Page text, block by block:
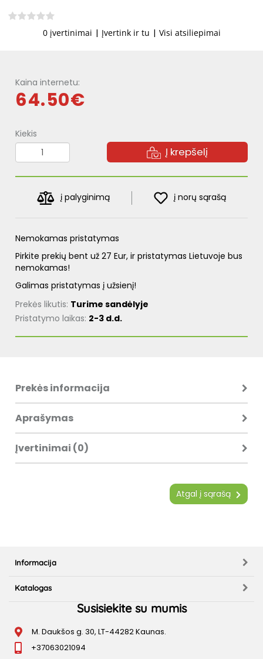
0 įvertinimai | Įvertink ir tu | Visi atsiliepimai
Kaina internetu:
64.50€
Kiekis
Į krepšelį
į palyginimą į norų sąrašą
Nemokamas pristatymas
Pirkite prekių bent už 27 Eur, ir pristatymas Lietuvoje bus
nemokamas!
Galimas pristatymas į užsienį!
Prekės likutis: Turime sandėlyje
Pristatymo laikas: 2-3 d.d.
Prekės informacija
Aprašymas
Įvertinimai (0)
Atgal į sąrašą
Informacija
Katalogas
Susisiekite su mumis
M. Daukšos g. 30, LT-44282 Kaunas.
+37063021094